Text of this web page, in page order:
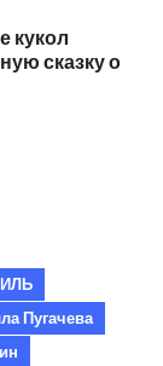
кукол
сказку о
Пугачева